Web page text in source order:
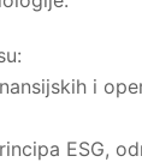
i
ESG,